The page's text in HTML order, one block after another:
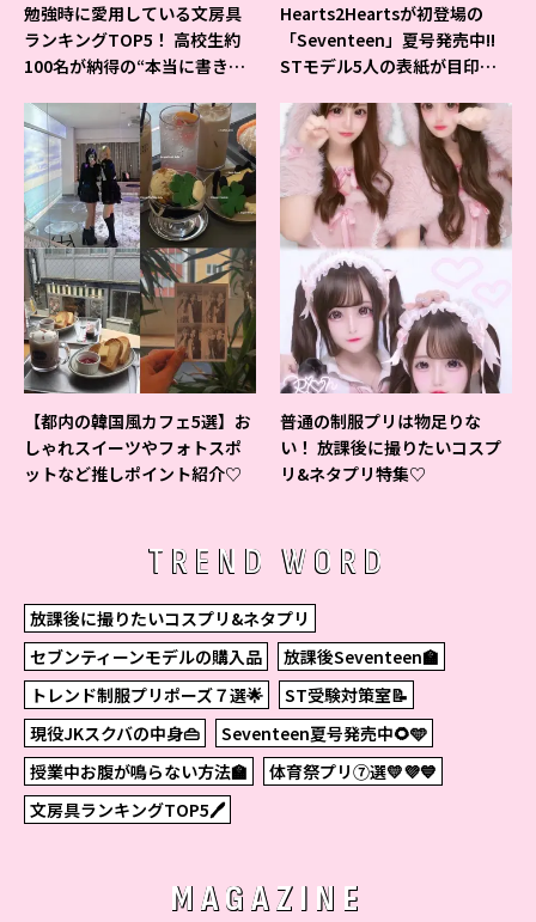
勉強時に愛用している文房具
ランキングTOP5！ 高校生約
100名が納得の“本当に書きや
Hearts2Heartsが初登場の
「Seventeen」夏号発売中!!
STモデル5人の表紙が目印だ
【都内の韓国風カフェ5選】お
しゃれスイーツやフォトスポ
ットなど推しポイント紹介♡
普通の制服プリは物足りな
い！ 放課後に撮りたいコスプ
リ&ネタプリ特集♡
TREND WORD
放課後に撮りたいコスプリ&ネタプリ
セブンティーンモデルの購入品
放課後Seventeen🏫
トレンド制服プリポーズ７選🌟
ST受験対策室📝
現役JKスクバの中身👜
Seventeen夏号発売中🌻🩵
授業中お腹が鳴らない方法🏫
体育祭プリ⑦選💛💜💙
文房具ランキングTOP5🖊
MAGAZINE